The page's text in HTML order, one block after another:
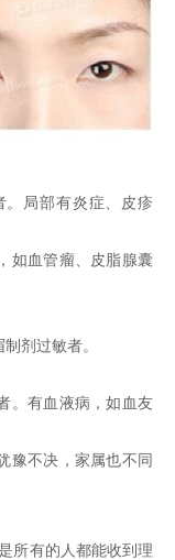
局部有炎症、皮疹
血管瘤、皮脂腺囊
剂过敏者。
有血液病，如血友
不决，家属也不同
有的人都能收到理